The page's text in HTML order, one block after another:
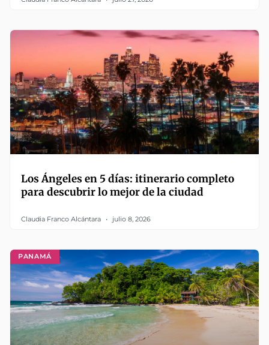
Los Ángeles en 5 días: itinerario completo
para descubrir lo mejor de la ciudad
Claudia Franco Alcántara julio 8, 2026
PANAMÁ